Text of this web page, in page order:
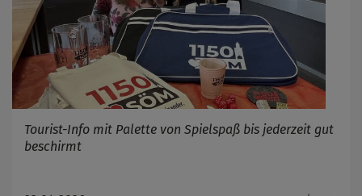
Tourist-Info mit Palette von Spielspaß bis jederzeit gut
beschirmt